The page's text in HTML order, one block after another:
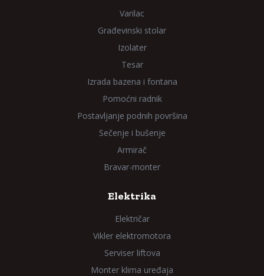
Varilac
Građevinski stolar
Izolater
Tesar
Izrada bazena i fontana
Pomoćni radnik
Postavljanje podnih površina
Sečenje i bušenje
Armirač
Bravar-monter
Elektrika
Električar
Vikler elektromotora
Serviser liftova
Monter klima uređaja